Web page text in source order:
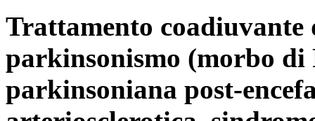
Trattamento
parkinsonismo (morbo di
parkinsoniana post-